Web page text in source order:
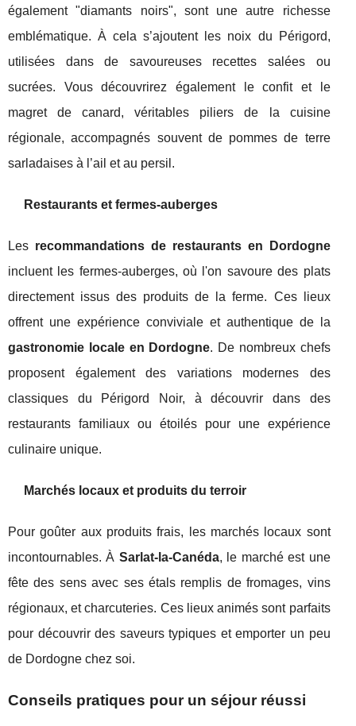
également "diamants noirs", sont une autre richesse
emblématique. À cela s’ajoutent les noix du Périgord,
utilisées dans de savoureuses recettes salées ou
sucrées. Vous découvrirez également le confit et le
magret de canard, véritables piliers de la cuisine
régionale, accompagnés souvent de pommes de terre
sarladaises à l’ail et au persil.
Restaurants et fermes-auberges
Les recommandations de restaurants en Dordogne
incluent les fermes-auberges, où l'on savoure des plats
directement issus des produits de la ferme. Ces lieux
offrent une expérience conviviale et authentique de la
gastronomie locale en Dordogne. De nombreux chefs
proposent également des variations modernes des
classiques du Périgord Noir, à découvrir dans des
restaurants familiaux ou étoilés pour une expérience
culinaire unique.
Marchés locaux et produits du terroir
Pour goûter aux produits frais, les marchés locaux sont
incontournables. À Sarlat-la-Canéda, le marché est une
fête des sens avec ses étals remplis de fromages, vins
régionaux, et charcuteries. Ces lieux animés sont parfaits
pour découvrir des saveurs typiques et emporter un peu
de Dordogne chez soi.
Conseils pratiques pour un séjour réussi